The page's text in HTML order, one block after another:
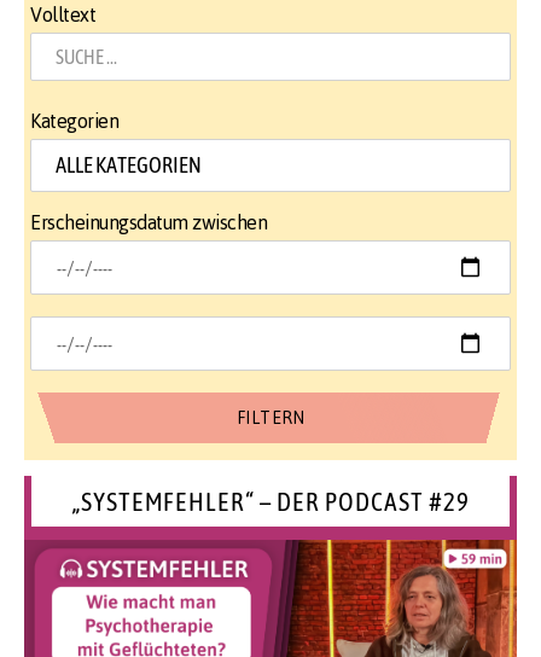
Volltext
Kategorien
Erscheinungsdatum zwischen
„SYSTEMFEHLER“ – DER PODCAST #29